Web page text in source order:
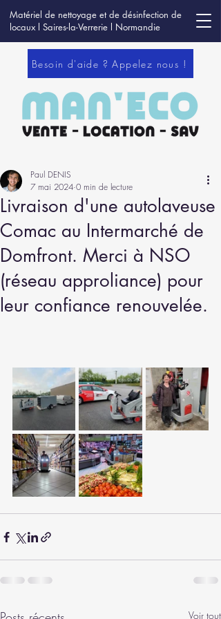
Matériel de nettoyage et de désinfection de
locaux l Saires-la-Verrerie l Normandie
Besoin d'aide ? Appelez nous !
Livraison d'une autolaveuse
Comac au Intermarché de
Domfront. Merci à NSO
(réseau approliance) pour
leur confiance renouvelée.
Paul DENIS
7 mai 2024 0 min de lecture
Voir tout